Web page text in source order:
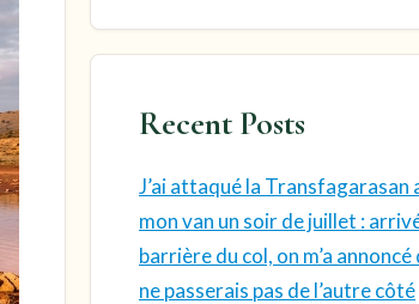
Recent Posts
J’ai attaqué la Transfagarasan
mon van un soir de juillet :
barrière du col, on m’a annoncé
ne passerais pas de l’autre côté